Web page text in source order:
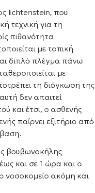
lichtenstein, που
τεχνική για τη
πιθανότητα
με τοπική
διπλό πλέγμα πάνω
με
τη διόγκωση της
δεν απαιτεί
και έτσι, ο ασθενής
παίρνει εξιτήριο από
βουβωνοκήλης
και σε 1 ώρα και ο
νοσοκομείο ακόμη και